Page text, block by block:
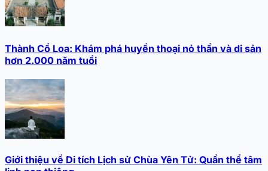
Thành Cổ Loa: Khám phá huyền thoại nỏ thần và di sản
hơn 2.000 năm tuổi
Giới thiệu về Di tích Lịch sử Chùa Yên Tử: Quần thể tâm